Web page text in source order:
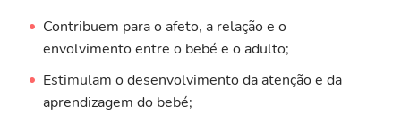
Contribuem para o afeto, a relação e o
envolvimento entre o bebé e o adulto;
Estimulam o desenvolvimento da atenção e da
aprendizagem do bebé;